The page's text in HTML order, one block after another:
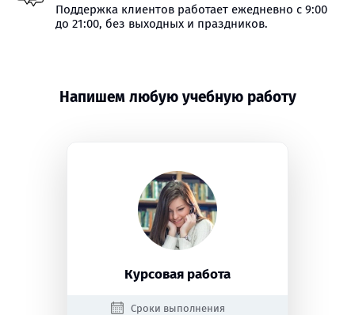
Поддержка клиентов работает ежедневно с 9:00
до 21:00, без выходных и праздников.
Напишем любую учебную работу
Курсовая работа
Сроки выполнения